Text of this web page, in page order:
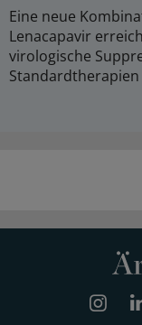
Eine neue
Lenacapavir
virologische